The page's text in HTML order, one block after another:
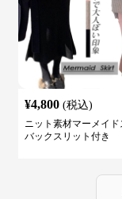
¥4,800 (税込)
ニット素材マーメイド
バックスリット付き